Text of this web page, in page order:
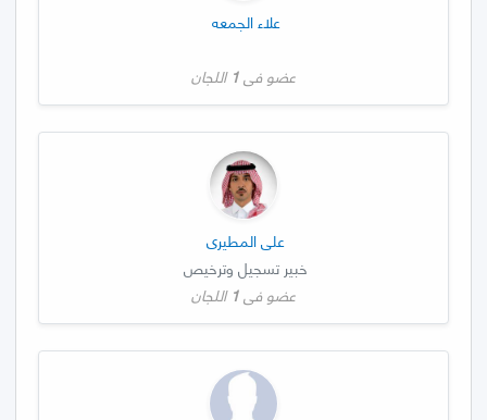
علاء الجمعه
عضو في1 اللجان
علي المطيري
خبير تسجيل وترخيص
عضو في1 اللجان